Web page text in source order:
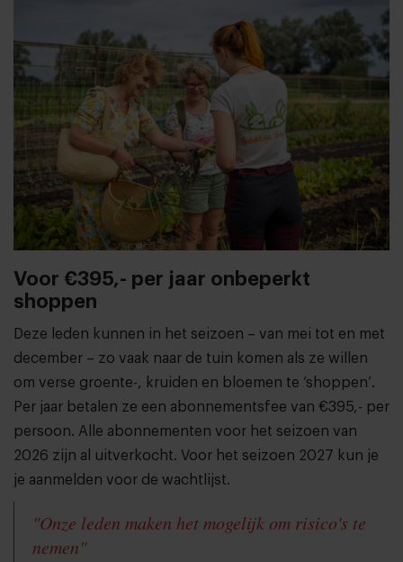
Voor €395,- per jaar onbeperkt
shoppen
Deze leden kunnen in het seizoen – van mei tot en met
december – zo vaak naar de tuin komen als ze willen
om verse groente-, kruiden en bloemen te ‘shoppen’.
Per jaar betalen ze een abonnementsfee van €395,- per
persoon. Alle abonnementen voor het seizoen van
2026 zijn al uitverkocht. Voor het seizoen 2027 kun je
je aanmelden voor de wachtlijst.
"Onze leden maken het mogelijk om risico's te
nemen"